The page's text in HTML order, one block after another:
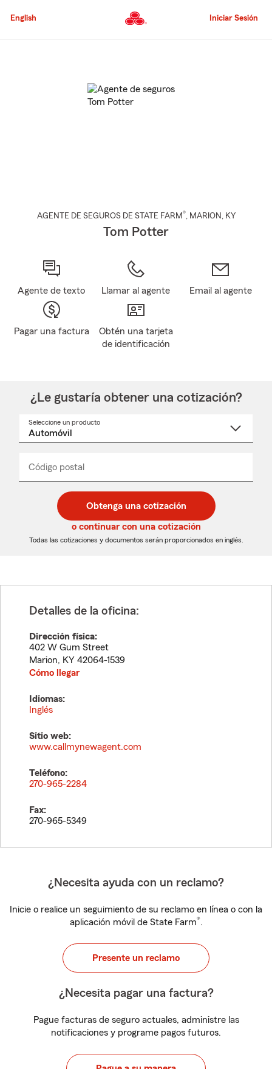
al
principal
English Iniciar Sesión
AGENTE DE SEGUROS DE STATE FARM®, MARION , KY
Tom Potter
Agente de texto Llamar al agente Email al agente
Pagar una factura
Obtén una tarjeta
de identificación
¿Le gustaría obtener una cotización?
Seleccione un producto
desplegable
Código postal
de
5
dígitos
de
5
dígitos
_____
Obtenga una cotización
o continuar con una cotización
Todas las cotizaciones y documentos serán proporcionados en inglés.
Detalles de la oficina:
Dirección física:
402 W Gum Street
Marion, KY 42064-1539
Cómo llegar
Idiomas:
Inglés
Sitio web:
www.callmynewagent.com
Teléfono:
270-965-2284
Fax:
270-965-5349
¿Necesita ayuda con un reclamo?
Inicie o realice un seguimiento de su reclamo en línea o con la
aplicación móvil de State Farm®.
Presente un reclamo
¿Necesita pagar una factura?
Pague facturas de seguro actuales, administre las
notificaciones y programe pagos futuros.